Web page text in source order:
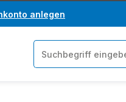
anlegen